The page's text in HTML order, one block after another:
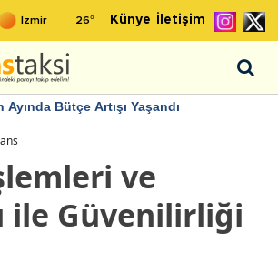
26° Künye İletişim
Ayında Bütçe Artışı Yaşandı
ve
ile Güvenilirliği